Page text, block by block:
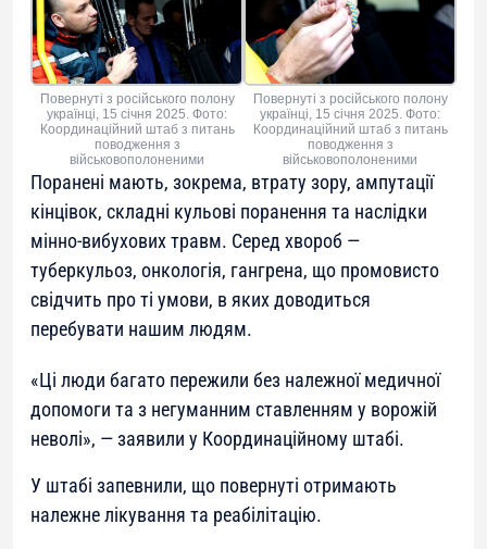
Повернуті з російського полону
українці, 15 січня 2025. Фото:
Координаційний штаб з питань
поводження з
військовополоненими
Повернуті з російського полону
українці, 15 січня 2025. Фото:
Координаційний штаб з питань
поводження з
військовополоненими
Поранені мають, зокрема, втрату зору, ампутації
кінцівок, складні кульові поранення та наслідки
мінно-вибухових травм. Серед хвороб —
туберкульоз, онкологія, гангрена, що промовисто
свідчить про ті умови, в яких доводиться
перебувати нашим людям.
«Ці люди багато пережили без належної медичної
допомоги та з негуманним ставленням у ворожій
неволі», — заявили у Координаційному штабі.
У штабі запевнили, що повернуті отримають
належне лікування та реабілітацію.